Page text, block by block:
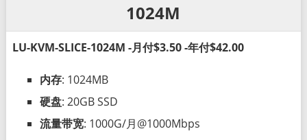
1024M
LU-KVM-SLICE-1024M -月付$3.50 -年付$42.00
内存: 1024MB
硬盘: 20GB SSD
流量带宽: 1000G/月@1000Mbps